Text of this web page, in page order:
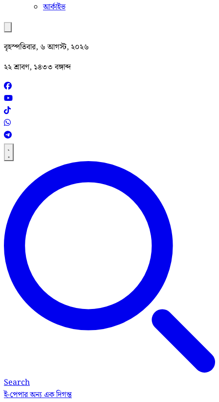
আর্কাইভ
বৃহস্পতিবার, ৬ আগস্ট, ২০২৬
২২ শ্রাবণ, ১৪৩৩ বঙ্গাব্দ
Search
ই-পেপারঅন্য এক দিগন্ত